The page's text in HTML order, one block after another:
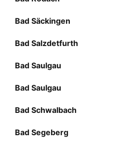
Bad Säckingen
Bad Salzdetfurth
Bad Saulgau
Bad Saulgau
Bad Schwalbach
Bad Segeberg